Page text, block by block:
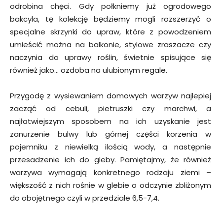
odrobina chęci. Gdy połkniemy już ogrodowego
bakcyla, tę kolekcję będziemy mogli rozszerzyć o
specjalne skrzynki do upraw, które z powodzeniem
umieścić można na balkonie, stylowe zraszacze czy
naczynia do uprawy roślin, świetnie spisujące się
również jako… ozdoba na ulubionym regale.
Przygodę z wysiewaniem domowych warzyw najlepiej
zacząć od cebuli, pietruszki czy marchwi, a
najłatwiejszym sposobem na ich uzyskanie jest
zanurzenie bulwy lub górnej części korzenia w
pojemniku z niewielką ilością wody, a następnie
przesadzenie ich do gleby. Pamiętajmy, że również
warzywa wymagają konkretnego rodzaju ziemi –
większość z nich rośnie w glebie o odczynie zbliżonym
do obojętnego czyli w przedziale 6,5-7,4.